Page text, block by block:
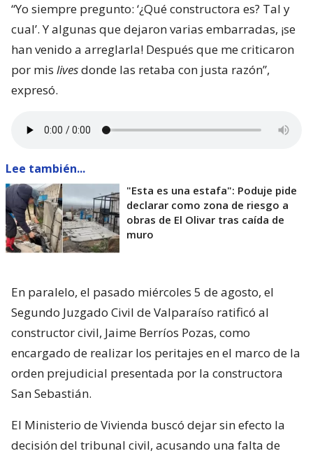
“Yo siempre pregunto: ‘¿Qué constructora es? Tal y
cual’. Y algunas que dejaron varias embarradas, ¡se
han venido a arreglarla! Después que me criticaron
por mis livesdonde las retaba con justa razón”,
expresó.
Lee también...
"Esta es una estafa": Poduje pide
declarar como zona de riesgo a
obras de El Olivar tras caída de
muro
En paralelo, el pasado miércoles 5 de agosto, el
Segundo Juzgado Civil de Valparaíso ratificó al
constructor civil, Jaime Berríos Pozas, como
encargado de realizar los peritajes en el marco de la
orden prejudicial presentada por la constructora
San Sebastián.
El Ministerio de Vivienda buscó dejar sin efecto la
decisión del tribunal civil, acusando una falta de